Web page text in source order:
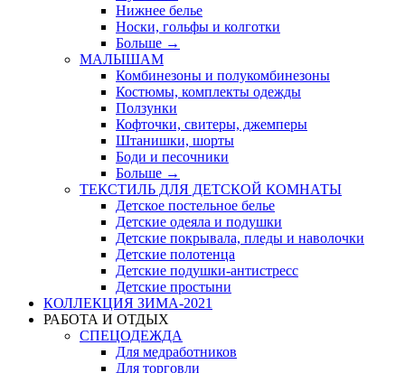
Нижнее белье
Носки, гольфы и колготки
Больше →
МАЛЫШАМ
Комбинезоны и полукомбинезоны
Костюмы, комплекты одежды
Ползунки
Кофточки, свитеры, джемперы
Штанишки, шорты
Боди и песочники
Больше →
ТЕКСТИЛЬ ДЛЯ ДЕТСКОЙ КОМНАТЫ
Детское постельное белье
Детские одеяла и подушки
Детские покрывала, пледы и наволочки
Детские полотенца
Детские подушки-антистресс
Детские простыни
КОЛЛЕКЦИЯ ЗИМА-2021
РАБОТА И ОТДЫХ
СПЕЦОДЕЖДА
Для медработников
Для торговли